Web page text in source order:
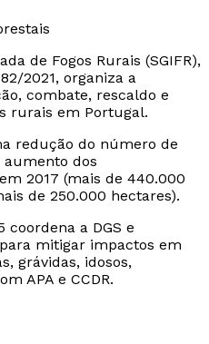
de Fogos Rurais (SGIFR),
2021, organiza a
combate, rescaldo e
rurais em Portugal.
redução do número de
dos
2017 (mais de 440.000
de 250.000 hectares).
coordena a DGS e
mitigar impactos em
grávidas, idosos,
APA e CCDR.